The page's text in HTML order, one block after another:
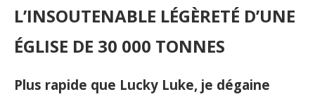
L’INSOUTENABLE LÉGÈRETÉ D’UNE
ÉGLISE DE 30 000 TONNES
Plus rapide que Lucky Luke, je dégaine